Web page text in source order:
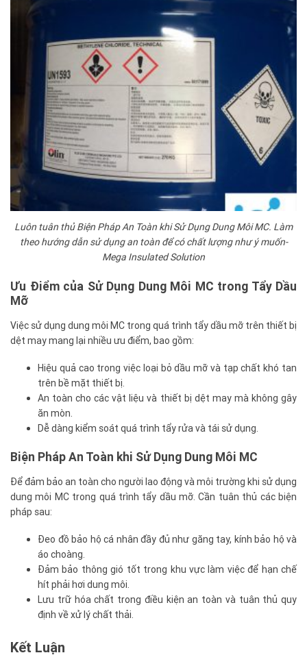
Luôn tuân thủ Biện Pháp An Toàn khi Sử Dụng Dung Môi MC. Làm
theo hướng dẫn sử dụng an toàn để có chất lượng như ý muốn-
Mega Insulated Solution
Ưu Điểm của Sử Dụng Dung Môi MC trong Tẩy Dầu
Mỡ
Việc sử dụng dung môi MC trong quá trình tẩy dầu mỡ trên thiết bị
dệt may mang lại nhiều ưu điểm, bao gồm:
Hiệu quả cao trong việc loại bỏ dầu mỡ và tạp chất khó tan
trên bề mặt thiết bị.
An toàn cho các vật liệu và thiết bị dệt may mà không gây
ăn mòn.
Dễ dàng kiểm soát quá trình tẩy rửa và tái sử dụng.
Biện Pháp An Toàn khi Sử Dụng Dung Môi MC
Để đảm bảo an toàn cho người lao động và môi trường khi sử dụng
dung môi MC trong quá trình tẩy dầu mỡ. Cần tuân thủ các biện
pháp sau:
Đeo đồ bảo hộ cá nhân đầy đủ như găng tay, kính bảo hộ và
áo choàng.
Đảm bảo thông gió tốt trong khu vực làm việc để hạn chế
hít phải hơi dung môi.
Lưu trữ hóa chất trong điều kiện an toàn và tuân thủ quy
định về xử lý chất thải.
Kết Luận